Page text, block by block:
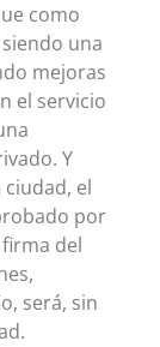
como
una
mejoras
el servicio
Y
el
por
del
será, sin